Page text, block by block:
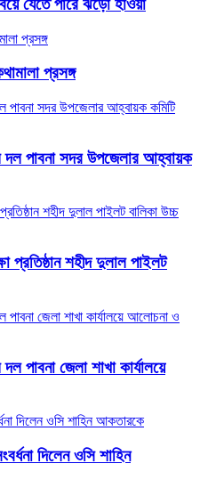
যেতে পারে ঝড়ো হাওয়া
প্রসঙ্গ
দল পাবনা সদর উপজেলার আহ্বায়ক
প্রতিষ্ঠান শহীদ দুলাল পাইলট
পাবনা জেলা শাখা কার্যালয়ে
দিলেন ওসি শাহিন